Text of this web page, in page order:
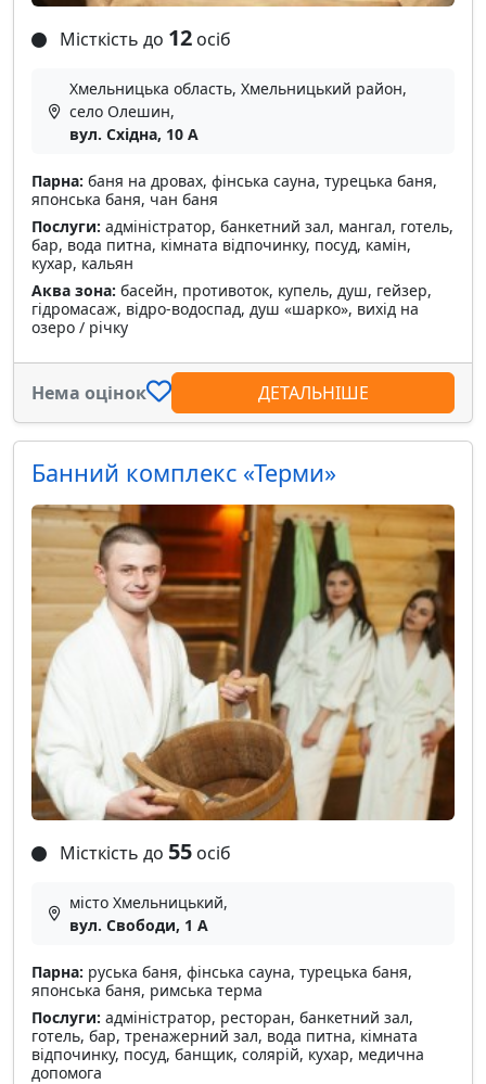
Місткість до 12 осіб
Хмельницька область, Хмельницький район,
село Олешин,
вул. Східна, 10 А
Парна: баня на дровах, фінська сауна, турецька баня,
японська баня, чан баня
Послуги: адміністратор, банкетний зал, мангал, готель,
бар, вода питна, кімната відпочинку, посуд, камін,
кухар, кальян
Аква зона: басейн, противоток, купель, душ, гейзер,
гідромасаж, відро-водоспад, душ «шарко», вихід на
озеро / річку
Нема оцінок ДЕТАЛЬНІШЕ
Банний комплекс «Терми»
Місткість до 55 осіб
місто Хмельницький,
вул. Свободи, 1 А
Парна: руська баня, фінська сауна, турецька баня,
японська баня, римська терма
Послуги: адміністратор, ресторан, банкетний зал,
готель, бар, тренажерний зал, вода питна, кімната
відпочинку, посуд, банщик, солярій, кухар, медична
допомога